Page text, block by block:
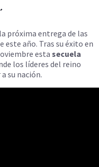
próxima entrega de las
este año. Tras su éxito en
esta secuela
los líderes del reino
su nación.